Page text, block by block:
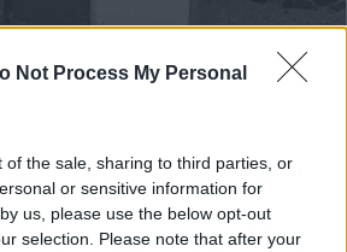
Not Process My Personal
of the sale, sharing to third parties, or
or sensitive information for
us, please use the below opt-out
selection. Please note that after your
Rolle